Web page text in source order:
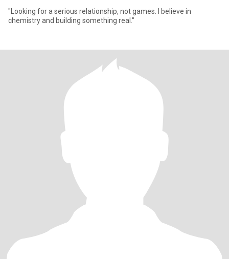
"Looking for a serious relationship, not games. I believe in
chemistry and building something real."